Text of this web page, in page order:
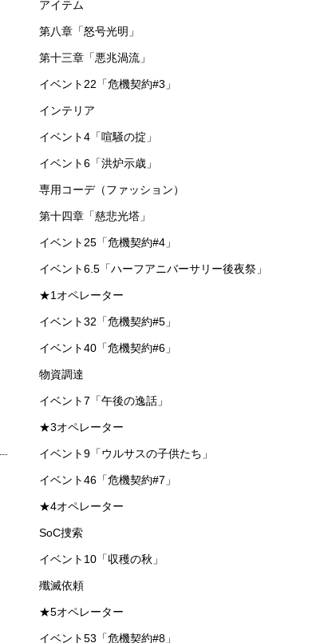
アイテム
第八章「怒号光明」
第十三章「悪兆渦流」
イベント22「危機契約#3」
インテリア
イベント4「喧騒の掟」
イベント6「洪炉示歳」
専用コーデ（ファッション）
第十四章「慈悲光塔」
イベント25「危機契約#4」
イベント6.5「ハーフアニバーサリー後夜祭」
★1オペレーター
イベント32「危機契約#5」
イベント40「危機契約#6」
物資調達
イベント7「午後の逸話」
★3オペレーター
イベント9「ウルサスの子供たち」
イベント46「危機契約#7」
★4オペレーター
SoC捜索
イベント10「収穫の秋」
殲滅依頼
★5オペレーター
イベント53「危機契約#8」